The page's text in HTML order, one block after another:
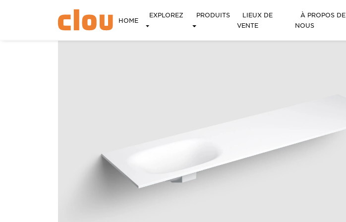
HOME
EXPLOREZ PRODUITS
LIEUX DE
VENTE
À PROPOS DE
NOUS